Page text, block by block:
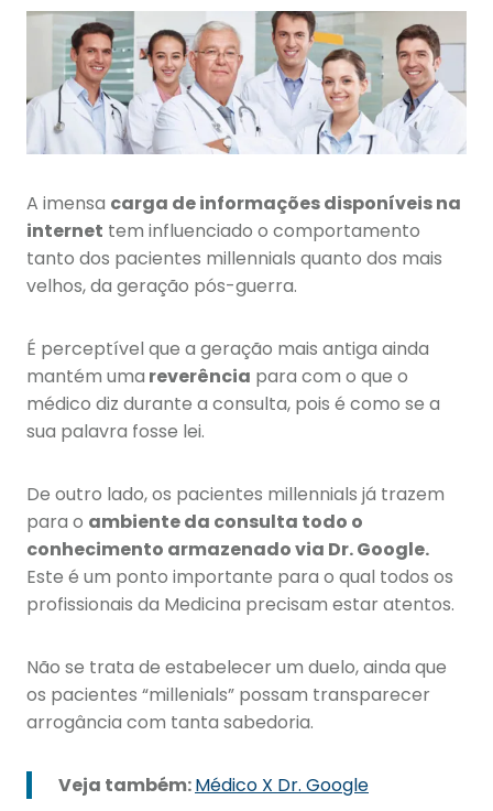
A imensa carga de informações disponíveis na
internet tem influenciado o comportamento
tanto dos pacientes millennials quanto dos mais
velhos, da geração pós-guerra.
É perceptível que a geração mais antiga ainda
mantém uma reverência para com o que o
médico diz durante a consulta, pois é como se a
sua palavra fosse lei.
De outro lado, os pacientes millennials já trazem
para o ambiente da consulta todo o
conhecimento armazenado via Dr. Google.
Este é um ponto importante para o qual todos os
profissionais da Medicina precisam estar atentos.
Não se trata de estabelecer um duelo, ainda que
os pacientes “millenials” possam transparecer
arrogância com tanta sabedoria.
Veja também:Médico X Dr. Google